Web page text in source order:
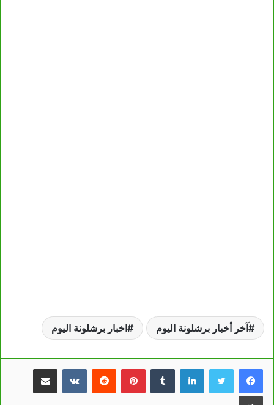
آخر أخبار برشلونة اليوم اخبار برشلونة اليوم
لينكدإن بينتيريست مشاركة عبر البريد
طباعة